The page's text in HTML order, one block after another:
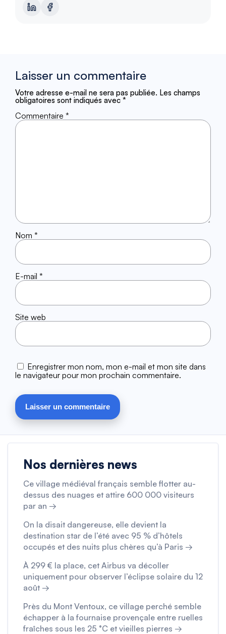
Laisser un commentaire
Votre adresse e-mail ne sera pas publiée. Les champs
obligatoires sont indiqués avec *
Commentaire *
Nom *
E-mail *
Site web
Enregistrer mon nom, mon e-mail et mon site dans
le navigateur pour mon prochain commentaire.
Nos dernières news
Ce village médiéval français semble flotter au-
dessus des nuages et attire 600 000 visiteurs
par an →
On la disait dangereuse, elle devient la
destination star de l’été avec 95 % d’hôtels
occupés et des nuits plus chères qu’à Paris →
À 299 € la place, cet Airbus va décoller
uniquement pour observer l’éclipse solaire du 12
août →
Près du Mont Ventoux, ce village perché semble
échapper à la fournaise provençale entre ruelles
fraîches sous les 25 °C et vieilles pierres →